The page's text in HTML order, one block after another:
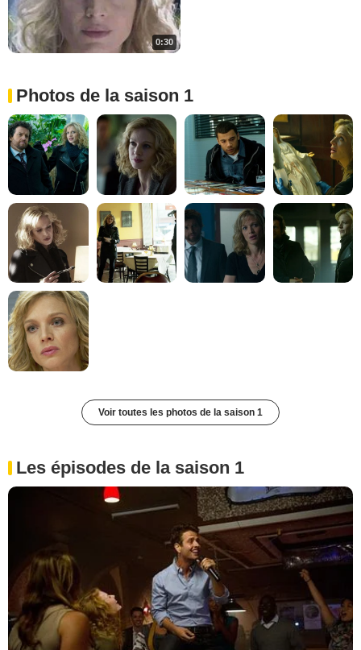
0:30
Photos de la saison 1
Voir toutes les photos de la saison 1
Les épisodes de la saison 1